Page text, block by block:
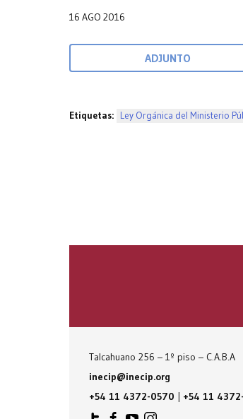
16 AGO 2016
ADJUNTO
Etiquetas: Ley Orgánica del Ministerio
Talcahuano 256 – 1º piso – C.A.B.A
inecip@inecip.org
+54 11 4372-0570
+54 11